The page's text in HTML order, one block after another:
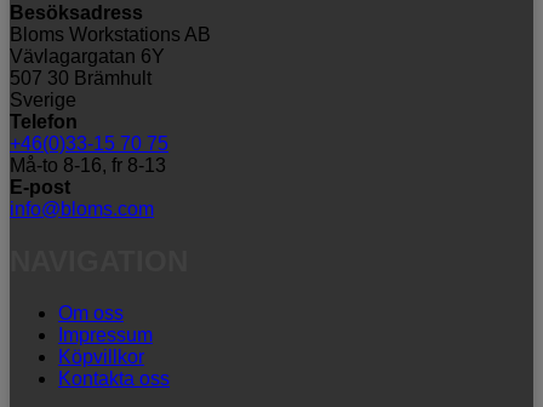
Besöksadress
Bloms Workstations AB
Vävlagargatan 6Y
507 30 Brämhult
Sverige
Telefon
+46(0)33-15 70 75
Må-to 8-16, fr 8-13
E-post
info@bloms.com
Om oss
Impressum
Köpvillkor
Kontakta oss